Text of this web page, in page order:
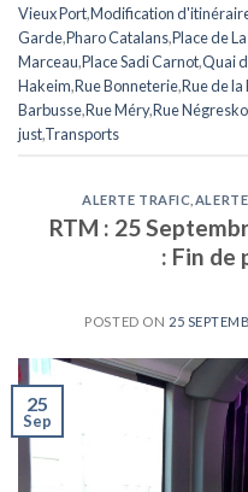
Vieux Port,Modification
Garde,Pharo Catalans,Place de
Marceau,Place Sadi Carnot,Quai
Hakeim,Rue Bonneterie,Rue de
Barbusse,Rue Méry,Rue Négresko
just,Transports
ALERTE TRAFIC
RTM : 25
: Fin
POSTED ON 25
25
Sep